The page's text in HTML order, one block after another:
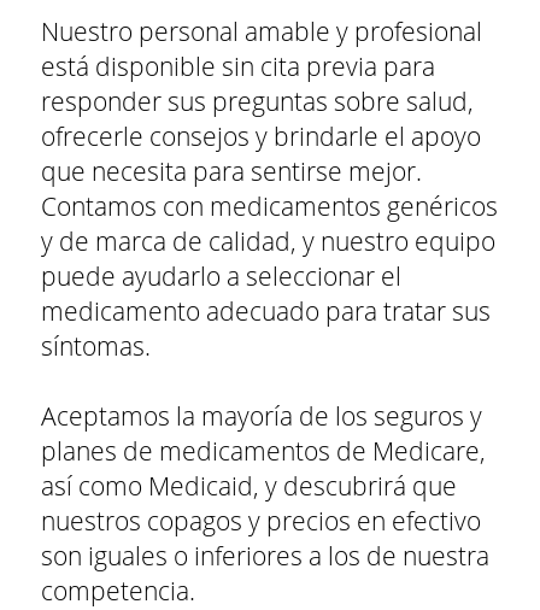
Nuestro personal amable y profesional
está disponible sin cita previa para
responder sus preguntas sobre salud,
ofrecerle consejos y brindarle el apoyo
que necesita para sentirse mejor.
Contamos con medicamentos genéricos
y de marca de calidad, y nuestro equipo
puede ayudarlo a seleccionar el
medicamento adecuado para tratar sus
síntomas.
Aceptamos la mayoría de los seguros y
planes de medicamentos de Medicare,
así como Medicaid, y descubrirá que
nuestros copagos y precios en efectivo
son iguales o inferiores a los de nuestra
competencia.